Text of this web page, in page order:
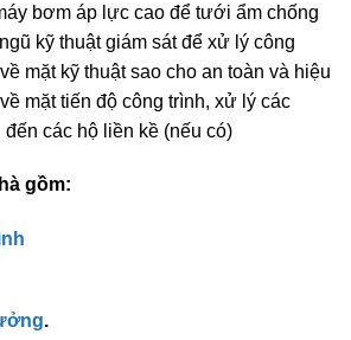
bơm áp lực cao để tưới ẩm chống
kỹ thuật giám sát để xử lý công
mặt kỹ thuật sao cho an toàn và hiệu
mặt tiến độ công trình, xử lý các
các hộ liền kề (nếu có)
gồm:
.